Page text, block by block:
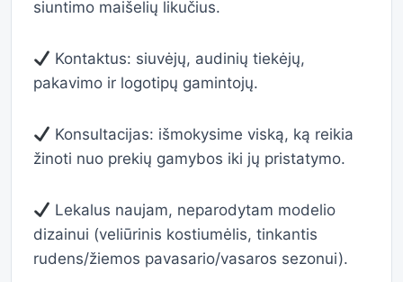
siuntimo maišelių likučius.
Kontaktus: siuvėjų, audinių tiekėjų,
pakavimo ir logotipų gamintojų.
Konsultacijas: išmokysime viską, ką reikia
žinoti nuo prekių gamybos iki jų pristatymo.
Lekalus naujam, neparodytam modelio
dizainui (veliūrinis kostiumėlis, tinkantis
rudens/žiemos pavasario/vasaros sezonui).